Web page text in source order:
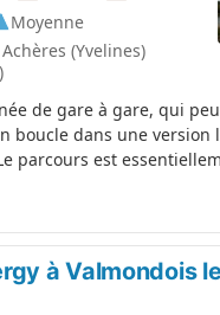
Moyenne
(Yvelines)
de gare à gare, qui
boucle dans une version
parcours est
sous-bois. L'Étang du
offre un intermède avec
d'observer de
à Valmondois